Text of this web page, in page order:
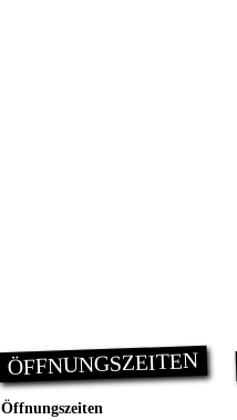
ÖFFNUNGSZEITEN
Öffnungszeiten